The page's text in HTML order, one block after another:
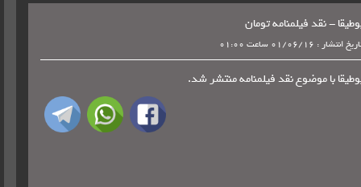
- نقد فیلمنامه تومان
انتشار : 01/06/16 ساعت 01:00
با موضوع نقد فیلمنامه منتشر شد.